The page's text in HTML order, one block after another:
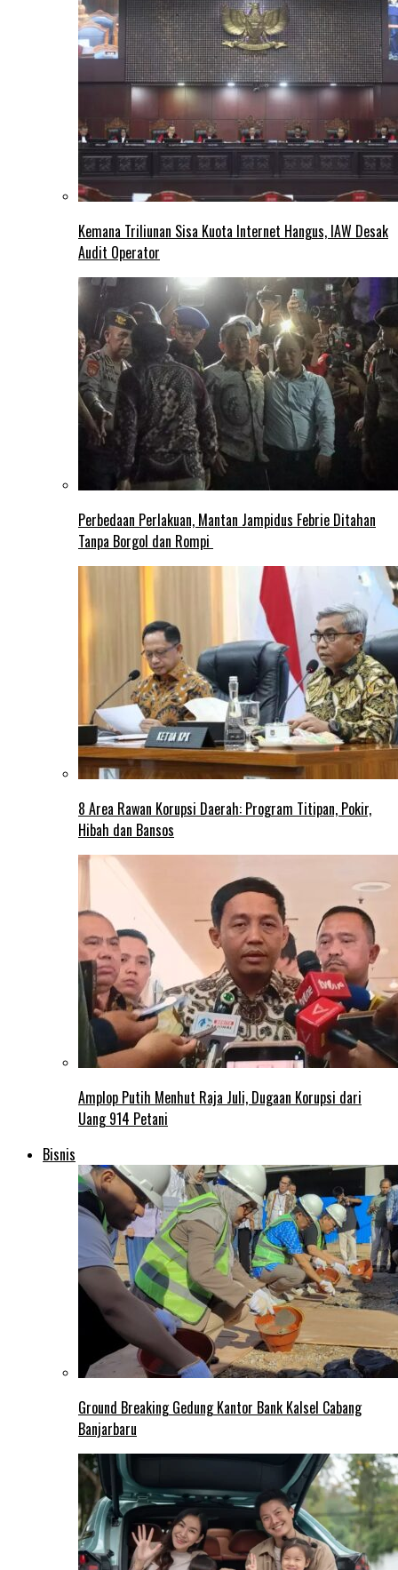
Kemana Triliunan Sisa Kuota Internet Hangus, IAW Desak
Audit Operator
Perbedaan Perlakuan, Mantan Jampidus Febrie Ditahan
Tanpa Borgol dan Rompi
8 Area Rawan Korupsi Daerah: Program Titipan, Pokir,
Hibah dan Bansos
Amplop Putih Menhut Raja Juli, Dugaan Korupsi dari
Uang 914 Petani
Bisnis
Ground Breaking Gedung Kantor Bank Kalsel Cabang
Banjarbaru